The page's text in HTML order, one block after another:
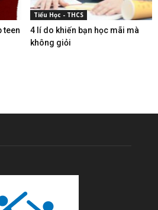
teen
Tiểu Học - THCS
4 lí do khiến bạn học mãi mà
không giỏi